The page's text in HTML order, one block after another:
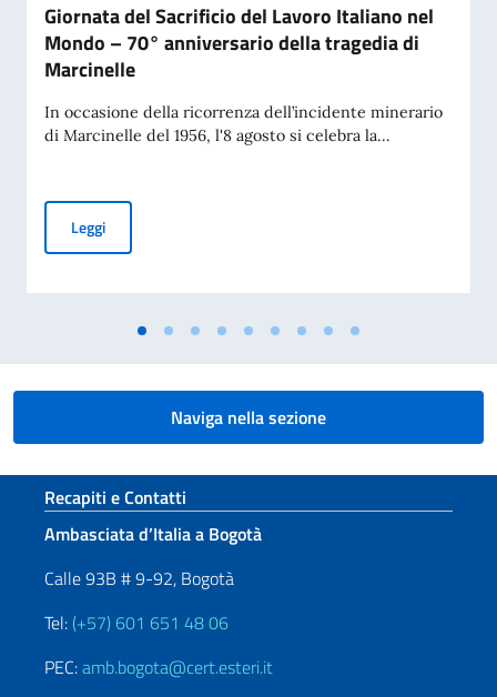
Giornata del Sacrificio del Lavoro Italiano nel
Mondo – 70° anniversario della tragedia di
Marcinelle
In occasione della ricorrenza dell’incidente minerario
di Marcinelle del 1956, l'8 agosto si celebra la...
LeggiGiornata del Sacrificio del Lavoro Italiano nel Mondo –
Naviga nella sezione
Sezione footer
Recapiti e Contatti
Ambasciata d’Italia a Bogotà
Calle 93B # 9-92, Bogotà
Tel: (+57) 601 651 48 06
PEC:amb.bogota@cert.esteri.it